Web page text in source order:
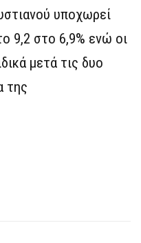
υποχωρεί
9,2 στο 6,9% ενώ οι
μετά τις δυο
της